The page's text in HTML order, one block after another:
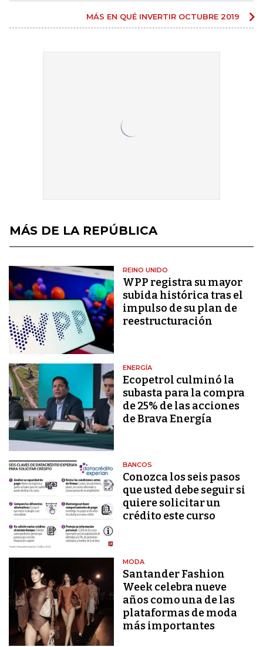
MÁS EN QUÉ INVERTIR OCTUBRE 2019
MÁS DE LA REPÚBLICA
REINO UNIDO
WPP registra su mayor
subida histórica tras el
impulso de su plan de
reestructuración
ENERGÍA
Ecopetrol culminó la
subasta para la compra
de 25% de las acciones
de Brava Energía
BANCOS
Conozca los seis pasos
que usted debe seguir si
quiere solicitar un
crédito este curso
MODA
Santander Fashion
Week celebra nueve
años como una de las
plataformas de moda
más importantes